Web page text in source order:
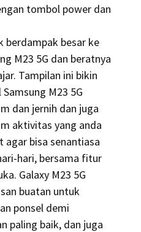
tombol power dan
berdampak besar ke
M23 5G dan beratnya
Tampilan ini bikin
M23 5G
dan jernih dan juga
aktivitas yang anda
agar bisa senantiasa
hari, bersama fitur
Galaxy M23 5G
buatan untuk
ponsel demi
paling baik, dan juga